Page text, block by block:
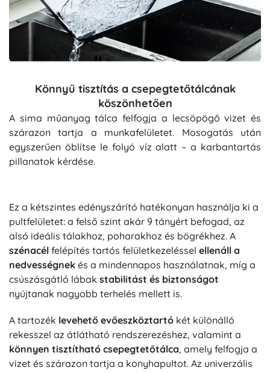
Könnyű tisztítás a csepegtetőtálcának
köszönhetően
A sima műanyag tálca felfogja a lecsöpögő vizet és
szárazon tartja a munkafelületet. Mosogatás után
egyszerűen öblítse le folyó víz alatt – a karbantartás
pillanatok kérdése.
Ez a kétszintes edényszárító hatékonyan használja ki a
pultfelületet: a felső szint akár 9 tányért befogad, az
alsó ideális tálakhoz, poharakhoz és bögrékhez. A
szénacél felépítés tartós felületkezeléssel ellenáll a
nedvességnek és a mindennapos használatnak, míg a
csúszásgátló lábak stabilitást és biztonságot
nyújtanak nagyobb terhelés mellett is.
A tartozék levehető evőeszköztartó két különálló
rekesszel az átlátható rendszerezéshez, valamint a
könnyen tisztítható csepegtetőtálca, amely felfogja a
vizet és szárazon tartja a konyhapultot. Az univerzális